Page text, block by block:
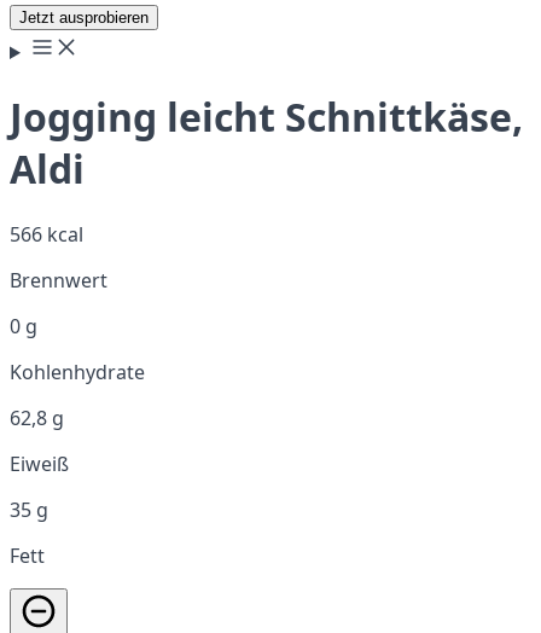
Jetzt ausprobieren
Jogging leicht Schnittkäse,
Aldi
566 kcal
Brennwert
0 g
Kohlenhydrate
62,8 g
Eiweiß
35 g
Fett